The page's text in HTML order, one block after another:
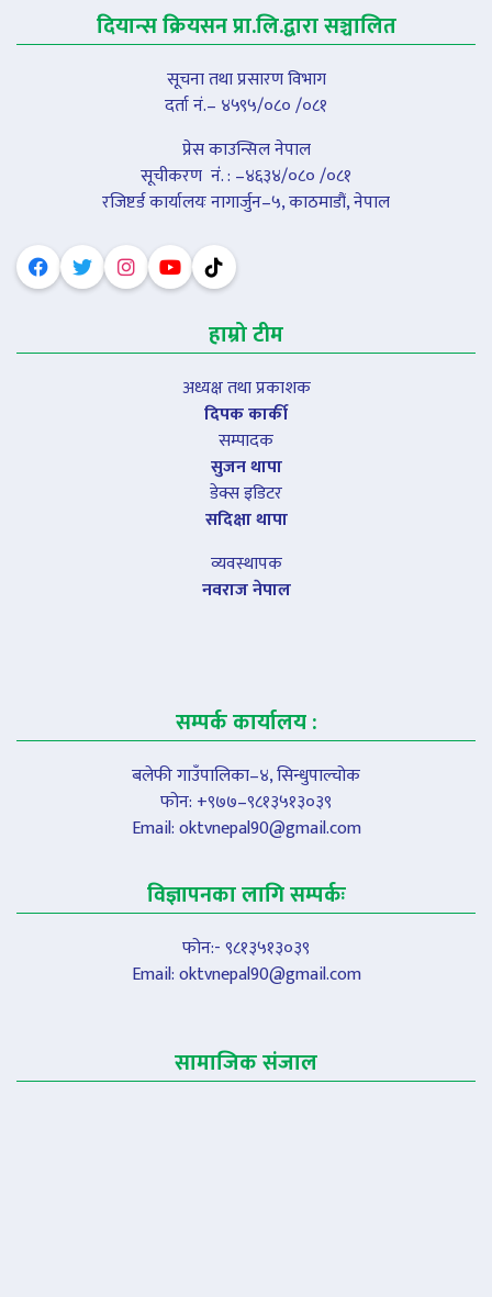
दियान्स क्रियसन प्रा.लि.द्वारा सञ्चालित
सूचना तथा प्रसारण विभाग
दर्ता नं.– ४५९५/०८० /०८१
प्रेस काउन्सिल नेपाल
सूचीकरण नंं. : –४६३४/०८० /०८१
रजिष्टर्ड कार्यालयः नागार्जुन–५, काठमाडौं, नेपाल
हाम्रो टीम
अध्यक्ष तथा प्रकाशक
दिपक कार्की
सम्पादक
सुजन थापा
डेक्स इडिटर
सदिक्षा थापा
व्यवस्थापक
नवराज नेपाल
सम्पर्क कार्यालय :
बलेफी गाउँपालिका–४, सिन्धुपाल्चोक
फोन: +९७७–९८१३५१३०३९
Email:oktvnepal90@gmail.com
विज्ञापनका लागि सम्पर्कः
फोन:- ९८१३५१३०३९
Email:oktvnepal90@gmail.com
सामाजिक संजाल